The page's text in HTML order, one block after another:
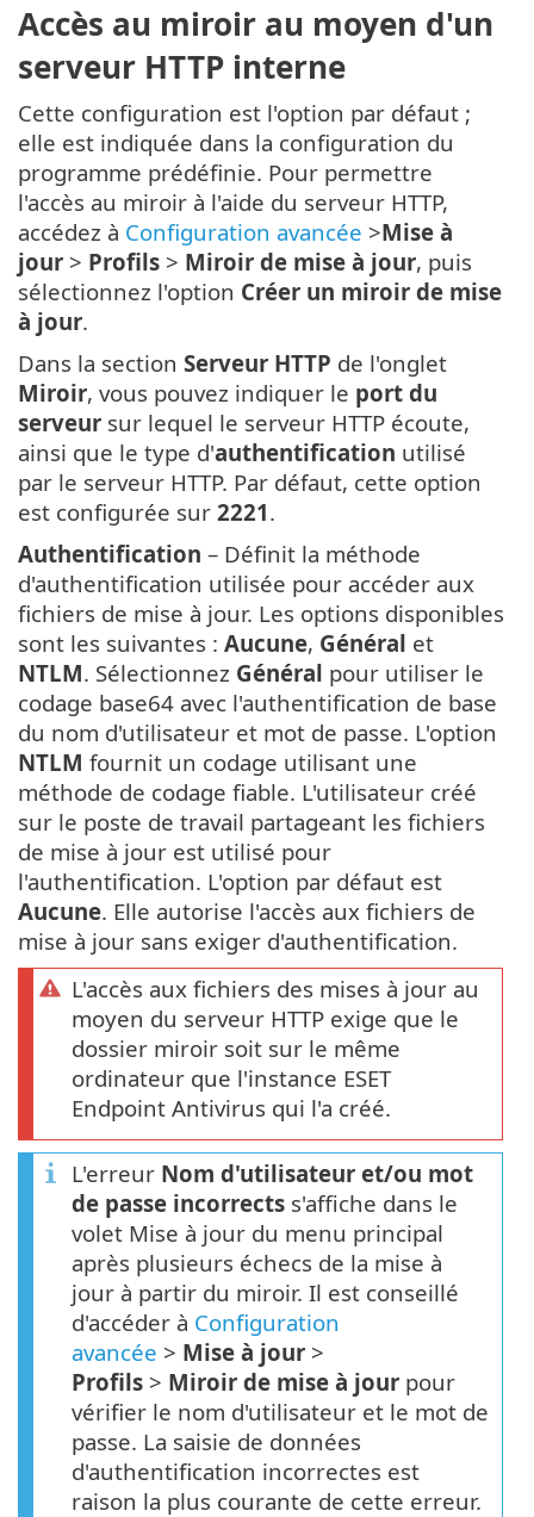
Accès au miroir au moyen d'un
serveur HTTP interne
Cette configuration est l'option par défaut ;
elle est indiquée dans la configuration du
programme prédéfinie. Pour permettre
l'accès au miroir à l'aide du serveur HTTP,
accédez à Configuration avancée >Mise à
jour > Profils > Miroir de mise à jour, puis
sélectionnez l'option Créer un miroir de mise
à jour.
Dans la section Serveur HTTP de l'onglet
Miroir, vous pouvez indiquer le port du
serveur sur lequel le serveur HTTP écoute,
ainsi que le type d'authentification utilisé
par le serveur HTTP. Par défaut, cette option
est configurée sur 2221.
Authentification – Définit la méthode
d'authentification utilisée pour accéder aux
fichiers de mise à jour. Les options disponibles
sont les suivantes : Aucune, Général et
NTLM. Sélectionnez Général pour utiliser le
codage base64 avec l'authentification de base
du nom d'utilisateur et mot de passe. L'option
NTLM fournit un codage utilisant une
méthode de codage fiable. L'utilisateur créé
sur le poste de travail partageant les fichiers
de mise à jour est utilisé pour
l'authentification. L'option par défaut est
Aucune. Elle autorise l'accès aux fichiers de
mise à jour sans exiger d'authentification.
L'accès aux fichiers des mises à jour au
moyen du serveur HTTP exige que le
dossier miroir soit sur le même
ordinateur que l'instance ESET
Endpoint Antivirus qui l'a créé.
L'erreur Nom d'utilisateur et/ou mot
de passe incorrects s'affiche dans le
volet Mise à jour du menu principal
après plusieurs échecs de la mise à
jour à partir du miroir. Il est conseillé
d'accéder à Configuration
avancée > Mise à jour >
Profils > Miroir de mise à jour pour
vérifier le nom d'utilisateur et le mot de
passe. La saisie de données
d'authentification incorrectes est
raison la plus courante de cette erreur.